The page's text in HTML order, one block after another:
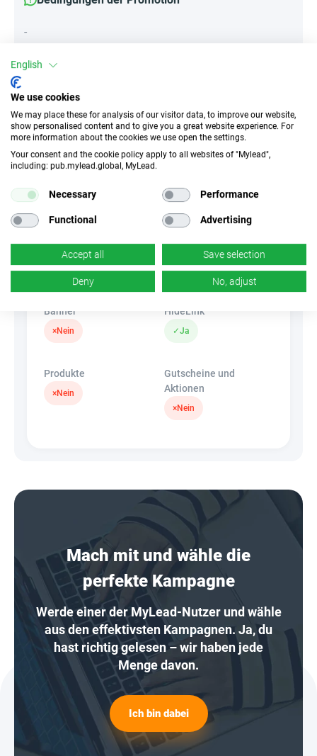
-
Attribute
||Geräte||
Mobile Geräte
Desktop Tablet
Unerlaubter
k.A.
k.A.
×Nein
Banner
×Nein
HideLink
✓Ja
Produkte
×Nein
Gutscheine und
Aktionen
×Nein
Mach mit und wähle die
perfekte Kampagne
Werde einer der MyLead-Nutzer und wähle
aus den effektivsten Kampagnen. Ja, du
hast richtig gelesen – wir haben jede
Menge davon.
Ich bin dabei
English
We use cookies
We may place these for analysis of our visitor data, to improve our website,
show personalised content and to give you a great website experience. For
more information about the cookies we use open the settings.
Your consent and the cookie policy apply to all websites of "Mylead",
including: pub.mylead.global, MyLead.
Necessary Performance
Functional Advertising
Accept all Save selection
Deny No, adjust